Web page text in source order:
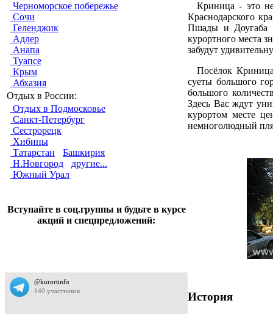
Черноморское побережье
Сочи
Геленджик
Адлер
Анапа
Туапсе
Крым
Абхазия
Отдых в России:
Отдых в Подмосковье
Санкт-Петербург
Сестрорецк
Хибины
Татарстан
Башкирия
Н.Новгород
другие...
Южный Урал
Вступайте в соц.группы и будьте в курсе
акций и спецпредложений:
Криница - это
Краснодарского
Пшады и Доугаба
курортного места
забудут
Посёлок Криница
суеты большого
большого
Здесь Вас ждут
курортом месте
немноголюдный
История